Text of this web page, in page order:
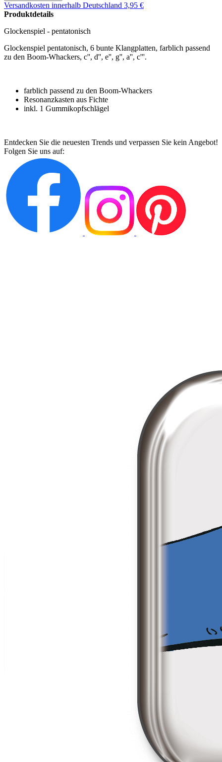
Versandkosten innerhalb Deutschland 3,95 €
Produktdetails
Glockenspiel - pentatonisch
Glockenspiel pentatonisch, 6 bunte Klangplatten, farblich passend
zu den Boom-Whackers, c'', d'', e'', g'', a'', c'''.
farblich passend zu den Boom-Whackers
Resonanzkasten aus Fichte
inkl. 1 Gummikopfschlägel
Entdecken Sie die neuesten Trends und verpassen Sie kein Angebot!
Folgen Sie uns auf: